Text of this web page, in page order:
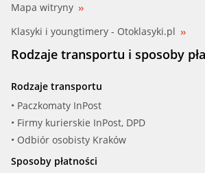
Mapa witryny
Klasyki i youngtimery - Otoklasyki.pl
Rodzaje transportu i sposoby
Rodzaje transportu
• Paczkomaty InPost
• Firmy kurierskie InPost, DPD
• Odbiór osobisty Kraków
Sposoby płatności